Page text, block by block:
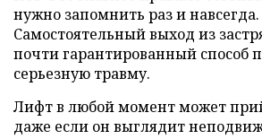
нужно запомнить раз и навсегда.
Самостоятельный выход из
почти гарантированный способ
серьезную травму.
Лифт в любой момент может
даже если он выглядит